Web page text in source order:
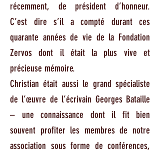
récemment, de président d’honneur.
C’est dire s’il a compté durant ces
quarante années de vie de la Fondation
Zervos dont il était la plus vive et
précieuse mémoire.
Christian était aussi le grand spécialiste
de l’œuvre de l’écrivain Georges Bataille
– une connaissance dont il fit bien
souvent profiter les membres de notre
association sous forme de conférences,